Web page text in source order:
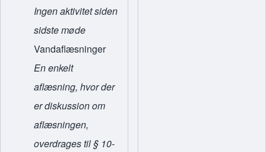
Ingen aktivitet siden
sidste møde
Vandaflæsninger
En enkelt
aflæsning, hvor der
er diskussion om
aflæsningen,
overdrages til § 10-